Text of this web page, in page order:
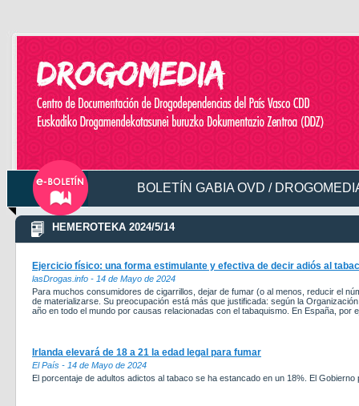
BOLETÍN GABIA OVD /
HEMEROTEKA 2024/5/14
Ejercicio físico: una forma estimulante y efectiva de decir adiós al
lasDrogas.info - 14 de Mayo de 2024
Para muchos consumidores de cigarrillos, dejar de fumar (o al menos, reducir el
de materializarse. Su preocupación está más que justificada: según la
año en todo el mundo por causas relacionadas con el tabaquismo. En España, por
Irlanda elevará de 18 a 21 la edad legal para fumar
El País - 14 de Mayo de 2024
El porcentaje de adultos adictos al tabaco se ha estancado en un 18%. El